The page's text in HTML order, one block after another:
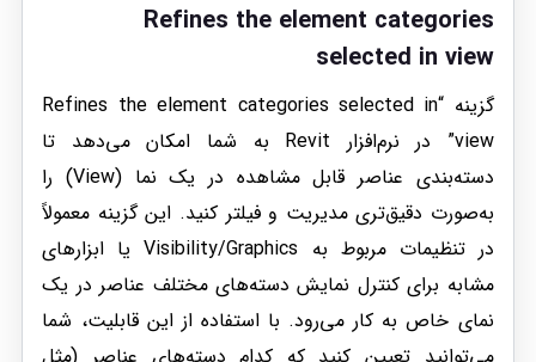
Refines the element categories
selected in view
گزینه “Refines the element categories selected in
view” در نرم‌افزار Revit به شما امکان می‌دهد تا
دسته‌بندی عناصر قابل مشاهده در یک نما (View) را
به‌صورت دقیق‌تری مدیریت و فیلتر کنید. این گزینه معمولاً
در تنظیمات مربوط به Visibility/Graphics یا ابزارهای
مشابه برای کنترل نمایش دسته‌های مختلف عناصر در یک
نمای خاص به کار می‌رود. با استفاده از این قابلیت، شما